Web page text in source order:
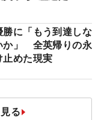
勝に「もう到達しな
か」 全英帰りの永
止めた現実
る